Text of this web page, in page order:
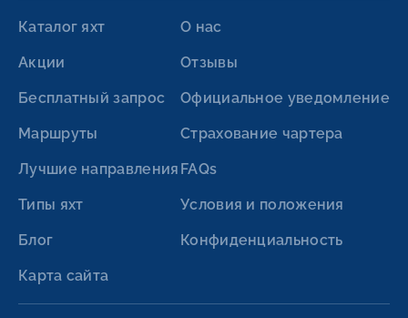
Каталог яхт
Акции
Бесплатный запрос
Маршруты
Лучшие направления
Типы яхт
Блог
Карта сайта
О нас
Отзывы
Официальное уведомление
Страхование чартера
FAQs
Условия и положения
Конфиденциальность